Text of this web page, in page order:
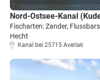
Nord-Ostsee-Kanal
Fischarten: Zander,
Hecht
Kanal bei 25715 Averlak